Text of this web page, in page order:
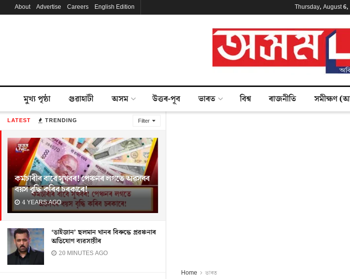
LATEST TRENDING Filter
কৰ্মচাৰীৰ বাবে সুখবৰ! পেঞ্চনৰ লগতে অৱসৰৰ
বয়স বৃদ্ধি কৰিব চৰকাৰে!
4 YEARS AGO
‘ভাইজান’ ছলমান খানৰ বিৰুদ্ধে প্ৰৱঞ্চনাৰ
অভিযোগ ব্যৱসায়ীৰ
20 MINUTES AGO
About Advertise Careers English Edition Thursday, August 6,
মুখ্য পৃষ্ঠা গুৱাহাটী অসম উত্তৰ-পূব ভাৰত বিশ্ব ৰাজনীতি সমীক্ষণ
Home ভাৰত